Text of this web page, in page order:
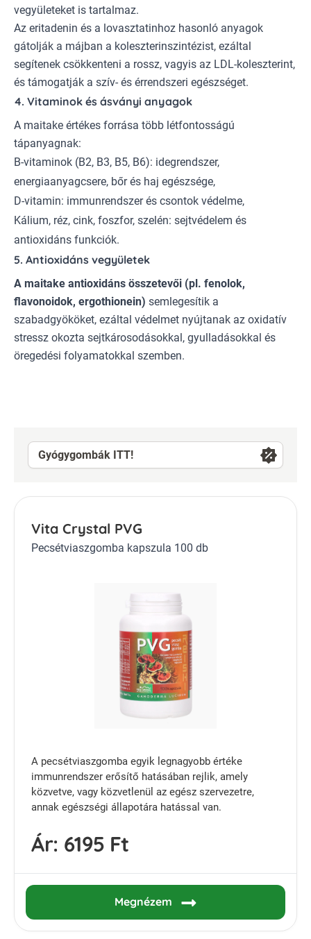
vegyületeket is tartalmaz.
Az eritadenin és a lovasztatinhoz hasonló anyagok
gátolják a májban a koleszterinszintézist, ezáltal
segítenek csökkenteni a rossz, vagyis az LDL-koleszterint,
és támogatják a szív- és érrendszeri egészséget.
4. Vitaminok és ásványi anyagok
A maitake értékes forrása több létfontosságú
tápanyagnak:
B-vitaminok (B2, B3, B5, B6): idegrendszer,
energiaanyagcsere, bőr és haj egészsége,
D-vitamin: immunrendszer és csontok védelme,
Kálium, réz, cink, foszfor, szelén: sejtvédelem és
antioxidáns funkciók.
5. Antioxidáns vegyületek
A maitake antioxidáns összetevői (pl. fenolok,
flavonoidok, ergothionein) semlegesítik a
szabadgyököket, ezáltal védelmet nyújtanak az oxidatív
stressz okozta sejtkárosodásokkal, gyulladásokkal és
öregedési folyamatokkal szemben.
Gyógygombák ITT!
Vita Crystal PVG
Pecsétviaszgomba kapszula 100 db
A pecsétviaszgomba egyik legnagyobb értéke
immunrendszer erősítő hatásában rejlik, amely
közvetve, vagy közvetlenül az egész szervezetre,
annak egészségi állapotára hatással van.
Ár: 6195 Ft
Megnézem